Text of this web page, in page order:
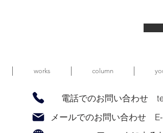
works column
電話でのお問い合わせ
メールでのお問い合わせ